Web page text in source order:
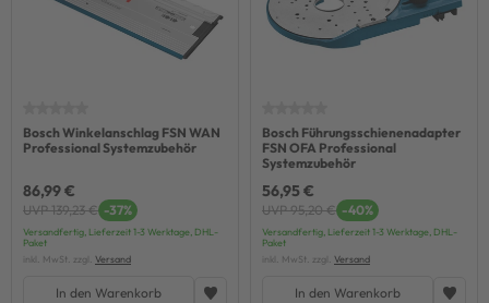
Bosch Winkelanschlag FSN WAN
Professional Systemzubehör
86,99 €
UVP 139,23 € -37%
Versandfertig, Lieferzeit 1-3 Werktage, DHL-
Paket
inkl. MwSt. zzgl. Versand
In den Warenkorb
Bosch Führungsschienenadapter
FSN OFA Professional
Systemzubehör
56,95 €
UVP 95,20 € -40%
Versandfertig, Lieferzeit 1-3 Werktage, DHL-
Paket
inkl. MwSt. zzgl. Versand
In den Warenkorb